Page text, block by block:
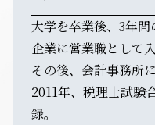
大学を卒業後、3年
企業に営業職として入
その後、会計事務所
2011年、税理士試験
録。